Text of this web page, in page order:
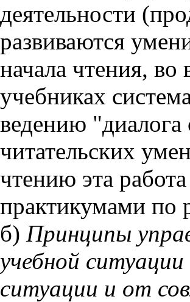
деятельности
развиваются
начала чтения,
учебниках
ведению "диалога
читательских
чтению эта
практикумами по
б) Принципы
учебной
ситуации и от